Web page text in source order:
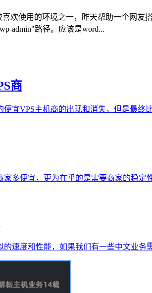
欢使用的环境之一，昨天帮助一个网友
admin"路径。应该是word...
商
宜VPS主机商的出现和消失，但是最终
多便宜，更为在乎的是需要商家的稳定
的速度和性能，如果我们有一些中文业务